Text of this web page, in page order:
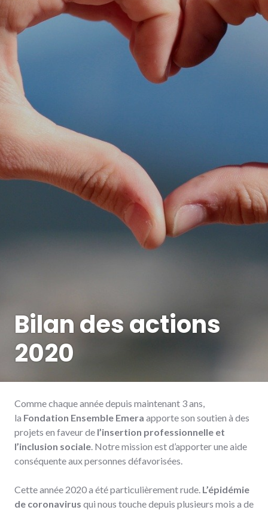
Bilan des actions
2020
Comme chaque année depuis maintenant 3 ans,
la Fondation Ensemble Emera apporte son soutien à des
projets en faveur de l’insertion professionnelle et
l’inclusion sociale . Notre mission est d’apporter une aide
conséquente aux personnes défavorisées.
Cette année 2020 a été particulièrement rude. L’épidémie
de coronavirus qui nous touche depuis plusieurs mois a de